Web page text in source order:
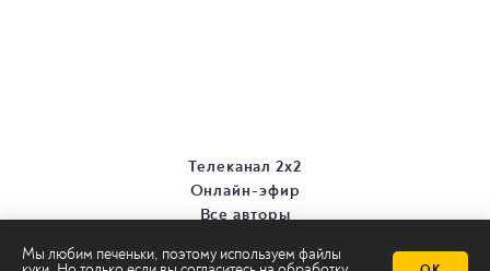
Мы любим печеньки, поэтому используем файлы
Телеканал 2х2
Онлайн-эфир
Все авторы